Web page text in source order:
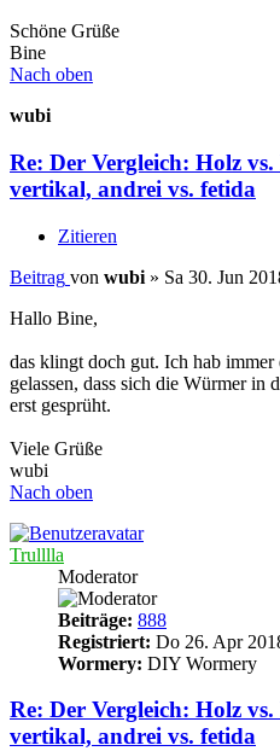
Schöne Grüße
Bine
Nach oben
wubi
Re: Der Vergleich: Holz
vertikal, andrei vs. fetida
Zitieren
Beitrag von wubi » Sa 30. Jun
Hallo Bine,
das klingt doch gut. Ich hab
gelassen, dass sich die Würmer in
erst gesprüht.
Viele Grüße
wubi
Nach oben
Trulllla
Moderator
Beiträge: 888
Registriert: Do 26. Apr
Wormery: DIY Wormery
Re: Der Vergleich: Holz
vertikal, andrei vs. fetida